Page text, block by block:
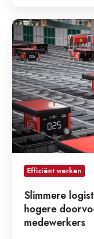
Slimmere
logistiek
met
AutoStore:
hogere
doorvoer
én
tevreden
medewerkers
Efficiënt werken
Slimmere
hogere
medewerkers